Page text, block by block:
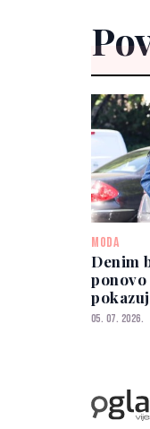
MODA
Denim
ponovo
sa stilom
05. 07. 2026.